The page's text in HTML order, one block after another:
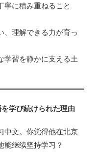
寧に積み重ねること
、理解できる力が育っ
学習を静かに支える土
学び続けられた理由
中文。你觉得他在北京
能继续坚持学习？